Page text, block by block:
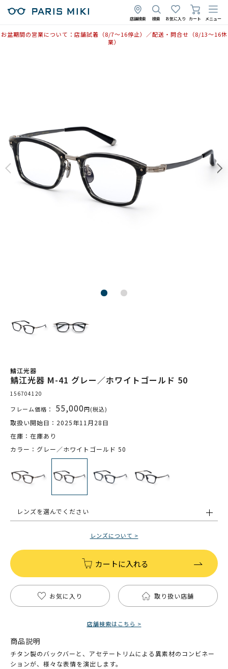
店舗検索 検索 お気に入り カート メニュー
お盆期間の営業について：店舗試着（8/7〜16停止）／配送・問合せ（8/13〜16休
業）
鯖江光器
鯖江光器 M-41 グレー／ホワイトゴールド 50
156704120
フレーム価格： 55,000円(税込)
取扱い開始日：2025年11月28日
在庫：在庫あり
カラー：グレー／ホワイトゴールド 50
レンズを選んでください
レンズについて >
カートに入れる
お気に入り 取り扱い店舗
店舗検索はこちら >
商品説明
チタン製のバックバーと、アセテートリムによる異素材のコンビネー
ションが、様々な表情を演出します。
2025年11月17日
2025年11月14日